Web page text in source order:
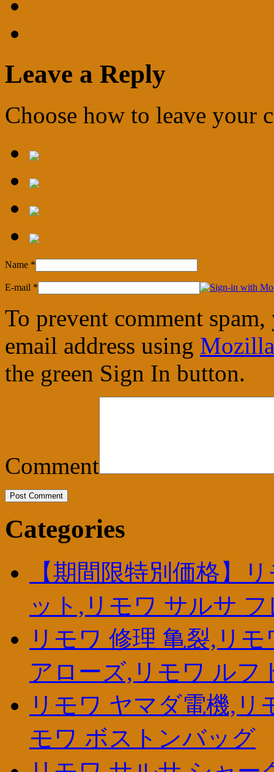
Leave a Reply
Choose how to leave your
Name *
E-mail *
To prevent comment
email address using
the green Sign In button.
Comment
Categories
【期間限特別価格】
ット,リモワ サルサ
リモワ 修理 亀裂,リ
アローズ,リモワ ルフ
リモワ ヤマダ電機,
モワ ボストンバッグ